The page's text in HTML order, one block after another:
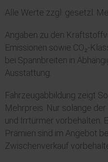
Alle Werte zzgl. gesetzl.
Angaben zu den
Emissionen sowie CO₂-
bei Spannbreiten in
Ausstattung.
Fahrzeugabbildung zeigt
Mehrpreis. Nur solange
und Irrtürmer vorbehalten.
Prämien sind im Angebot
Zwischenverkauf